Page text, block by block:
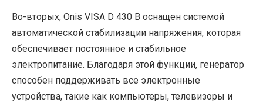
Во-вторых, Onis VISA D 430 B оснащен системой
автоматической стабилизации напряжения, которая
обеспечивает постоянное и стабильное
электропитание. Благодаря этой функции, генератор
способен поддерживать все электронные
устройства, такие как компьютеры, телевизоры и